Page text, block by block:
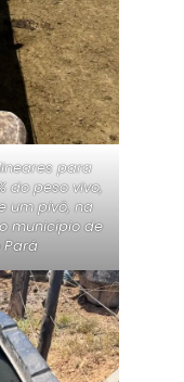
para
do peso vivo,
um pivô, na
município de
Pará